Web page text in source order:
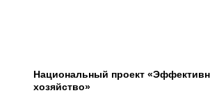
Национальный проект
хозяйство»